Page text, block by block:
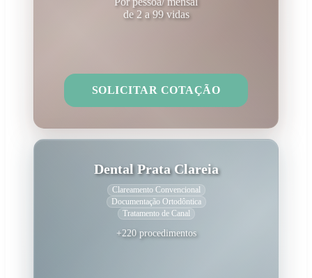
de 2 a 99 vidas
SOLICITAR COTAÇÃO
Dental Prata Clareia
Clareamento Convencional
Documentação Ortodôntica
Tratamento de Canal
+220 procedimentos